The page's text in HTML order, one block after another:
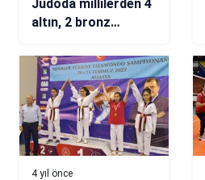
Judoda millilerden 4
altın, 2 bronz
4 yıl önce